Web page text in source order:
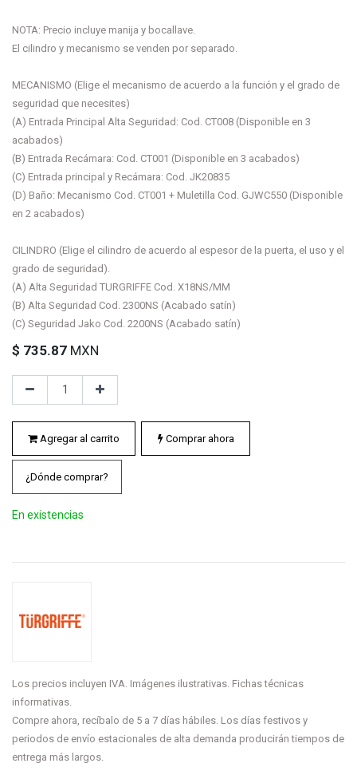
NOTA: Precio incluye manija y bocallave.
El cilindro y mecanismo se venden por separado.
MECANISMO (Elige el mecanismo de acuerdo a la función y el grado de
seguridad que necesites)
(A) Entrada Principal Alta Seguridad: Cod. CT008 (Disponible en 3
acabados)
(B) Entrada Recámara: Cod. CT001 (Disponible en 3 acabados)
(C) Entrada principal y Recámara: Cod. JK20835
(D) Baño: Mecanismo Cod. CT001 + Muletilla Cod. GJWC550 (Disponible
en 2 acabados)
CILINDRO (Elige el cilindro de acuerdo al espesor de la puerta, el uso y el
grado de seguridad).
(A) Alta Seguridad TURGRIFFE Cod. X18NS/MM
(B) Alta Seguridad Cod. 2300NS (Acabado satín)
(C) Seguridad Jako Cod. 2200NS (Acabado satín)
$ 735.87 MXN
Agregar al carrito Comprar ahora
¿Dónde comprar?
En existencias
Los precios incluyen IVA. Imágenes ilustrativas. Fichas técnicas
informativas.
Compre ahora, recíbalo de 5 a 7 días hábiles. Los días festivos y
periodos de envío estacionales de alta demanda producirán tiempos de
entrega más largos.